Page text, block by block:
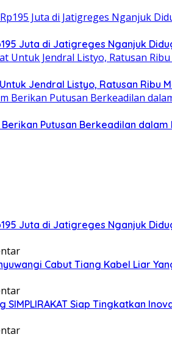
Juta di Jatigreges Nganjuk
Jendral Listyo, Ratusan Ribu
Putusan Berkeadilan
Juta di Jatigreges Nganjuk
Cabut Tiang Kabel Liar
SIMPLIRAKAT Siap Tingkatkan